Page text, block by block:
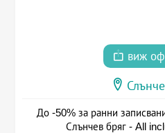
виж
До -50% за ранни
Слънчев бряг - All